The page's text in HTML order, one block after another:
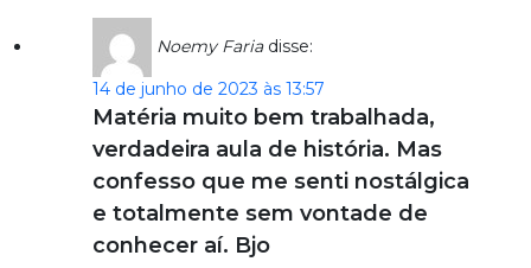
Noemy Faria disse:
14 de junho de 2023 às 13:57
Matéria muito bem trabalhada,
verdadeira aula de história. Mas
confesso que me senti nostálgica
e totalmente sem vontade de
conhecer aí. Bjo